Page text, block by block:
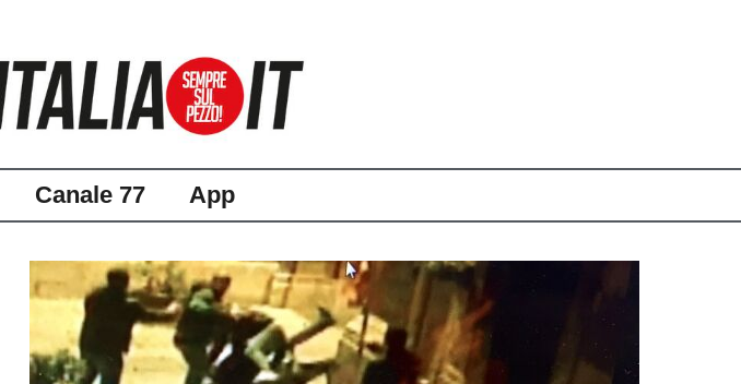
Canale 77 App